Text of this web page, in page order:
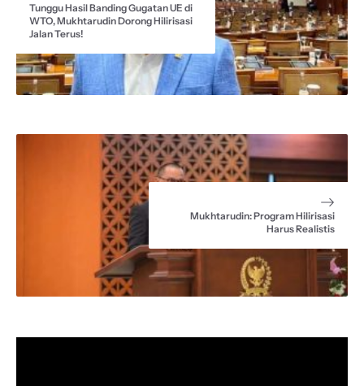
Tunggu Hasil Banding Gugatan UE di
WTO, Mukhtarudin Dorong Hilirisasi
Jalan Terus!
Mukhtarudin: Program Hilirisasi
Harus Realistis